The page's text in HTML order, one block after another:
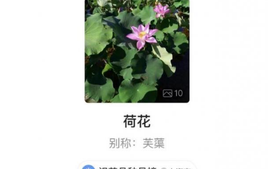
决。 4. 内容创作 product_manager_ai_application
_scenarios_04.png AI 的一个重大应用领域就是内
容创作。Bloomberg 媒体最近推出了一项功能，该
功能可以自动生成全球新闻网站中最关键文章的单
句摘要。 AI 通过 GAN 生成对抗网络技术来生成一
些逼真的图像，通过输入图像数据，然后生成新的
图像。GAN 生成对抗网络技术主要是由生成器和鉴
别器组成，一个根据输入大量的图像数据来生成图
像，另一个则检查该生成的图像是否是真的。 5. 做
出预测 product_manager_ai_application_scenarios
_05.png 长期以来，人们通过分析数据和结果来预